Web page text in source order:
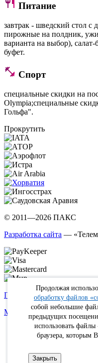
Питание
завтрак - шведский стол с
пирожные на полдник,
варианта на выбор),
буфет.
Спорт
специальные скидки на
Olympia;специальные
Гольфа".
Прокрутить
© 2011—2026 ПАКС
Разработка сайта —
Политика в отношении
Max
WhatsApp Telegram
Продолжая
обработку файлов
собой небольшие
предыдущих
использовать
браузера, которым
Закрыть
Online
Кабинет